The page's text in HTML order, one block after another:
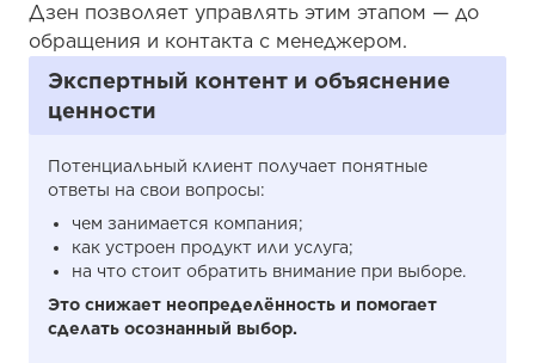
Дзен позволяет управлять этим этапом — до
обращения и контакта с менеджером.
Экспертный контент и объяснение
ценности
Потенциальный клиент получает понятные
ответы на свои вопросы:
чем занимается компания;
как устроен продукт или услуга;
на что стоит обратить внимание при выборе.
Это снижает неопределённость и помогает
сделать осознанный выбор.